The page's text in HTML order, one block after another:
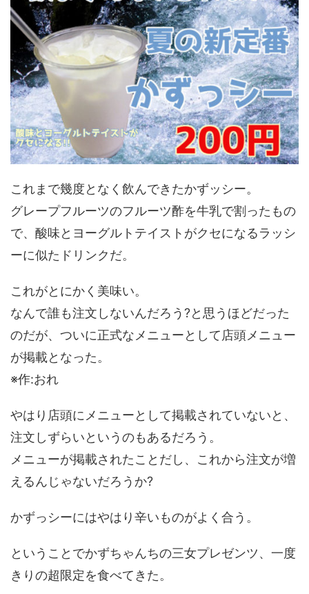
これまで幾度となく飲んできたかずッシー。
グレープフルーツのフルーツ酢を牛乳で割ったもの
で、酸味とヨーグルトテイストがクセになるラッシ
ーに似たドリンクだ。
これがとにかく美味い。
なんで誰も注文しないんだろう?と思うほどだった
のだが、ついに正式なメニューとして店頭メニュー
が掲載となった。
※作:おれ
やはり店頭にメニューとして掲載されていないと、
注文しずらいというのもあるだろう。
メニューが掲載されたことだし、これから注文が増
えるんじゃないだろうか?
かずっシーにはやはり辛いものがよく合う。
ということでかずちゃんちの三女プレゼンツ、一度
きりの超限定を食べてきた。